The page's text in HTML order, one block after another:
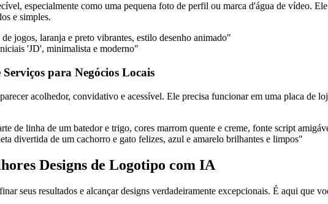
especialmente como uma pequena foto de perfil ou marca d'água de vídeo.
e simples.
jogos, laranja e preto vibrantes, estilo desenho animado"
'JD', minimalista e moderno"
para Negócios Locais
acolhedor, convidativo e acessível. Ele precisa funcionar em uma placa de
de linha de um batedor e trigo, cores marrom quente e creme, fonte script
divertida de um cachorro e gato felizes, azul e amarelo brilhantes e limpos"
Designs de Logotipo com IA
seus resultados e alcançar designs verdadeiramente excepcionais. É aqui que